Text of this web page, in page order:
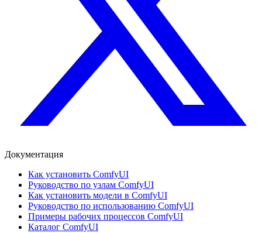
Документация
Как установить ComfyUI
Руководство по узлам ComfyUI
Как установить модели в ComfyUI
Руководство по использованию ComfyUI
Примеры рабочих процессов ComfyUI
Каталог ComfyUI